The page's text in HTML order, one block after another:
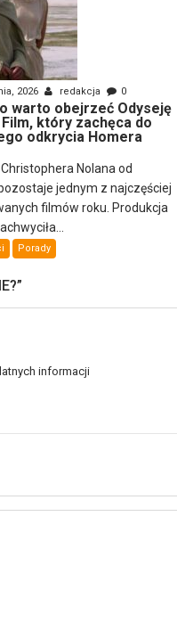
2026 redakcja 0
warto obejrzeć Odyseję
który zachęca do
odkrycia Homera
Christophera Nolana od
jednym z najczęściej
filmów roku. Produkcja
Porady
”
informacji